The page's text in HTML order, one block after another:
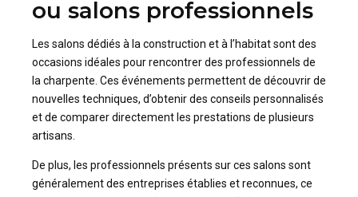
ou salons professionnels
Les salons dédiés à la construction et à l’habitat sont des
occasions idéales pour rencontrer des professionnels de
la charpente. Ces événements permettent de découvrir de
nouvelles techniques, d’obtenir des conseils personnalisés
et de comparer directement les prestations de plusieurs
artisans.
De plus, les professionnels présents sur ces salons sont
généralement des entreprises établies et reconnues, ce